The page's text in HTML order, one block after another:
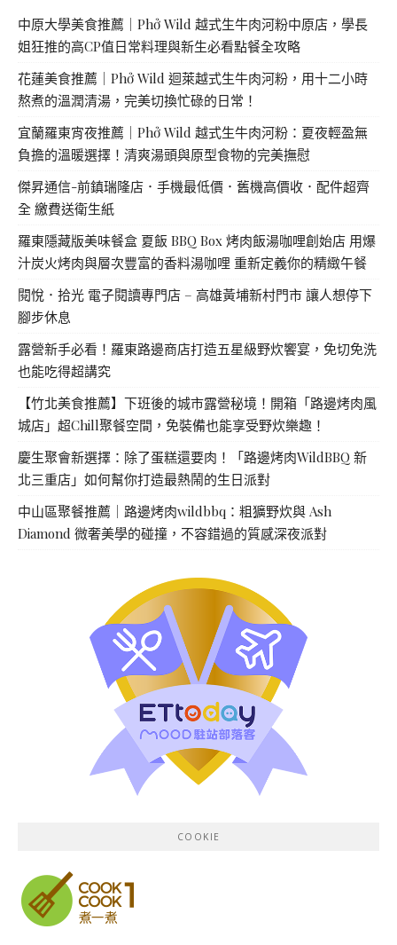
中原大學美食推薦｜Phở Wild 越式生牛肉河粉中原店，學長
姐狂推的高CP值日常料理與新生必看點餐全攻略
花蓮美食推薦｜Phở Wild 迴萊越式生牛肉河粉，用十二小時
熬煮的溫潤清湯，完美切換忙碌的日常！
宜蘭羅東宵夜推薦｜Phở Wild 越式生牛肉河粉：夏夜輕盈無
負擔的溫暖選擇！清爽湯頭與原型食物的完美撫慰
傑昇通信-前鎮瑞隆店．手機最低價．舊機高價收．配件超齊
全 繳費送衛生紙
羅東隱藏版美味餐盒 夏飯 BBQ Box 烤肉飯湯咖哩創始店 用爆
汁炭火烤肉與層次豐富的香料湯咖哩 重新定義你的精緻午餐
閱悅．拾光 電子閱讀專門店 – 高雄黃埔新村門市 讓人想停下
腳步休息
露營新手必看！羅東路邊商店打造五星級野炊饗宴，免切免洗
也能吃得超講究
【竹北美食推薦】下班後的城市露營秘境！開箱「路邊烤肉風
城店」超Chill聚餐空間，免裝備也能享受野炊樂趣！
慶生聚會新選擇：除了蛋糕還要肉！「路邊烤肉WildBBQ 新
北三重店」如何幫你打造最熱鬧的生日派對
中山區聚餐推薦｜路邊烤肉wildbbq：粗獷野炊與 Ash
Diamond 微奢美學的碰撞，不容錯過的質感深夜派對
COOKIE